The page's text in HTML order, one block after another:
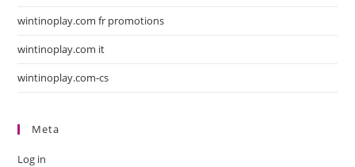
wintinoplay.com fr promotions
wintinoplay.com it
wintinoplay.com-cs
Meta
Log in